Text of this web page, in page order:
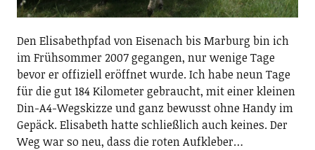
Den Elisabethpfad von Eisenach bis Marburg bin ich
im Frühsommer 2007 gegangen, nur wenige Tage
bevor er offiziell eröffnet wurde. Ich habe neun Tage
für die gut 184 Kilometer gebraucht, mit einer kleinen
Din-A4-Wegskizze und ganz bewusst ohne Handy im
Gepäck. Elisabeth hatte schließlich auch keines. Der
Weg war so neu, dass die roten Aufkleber…